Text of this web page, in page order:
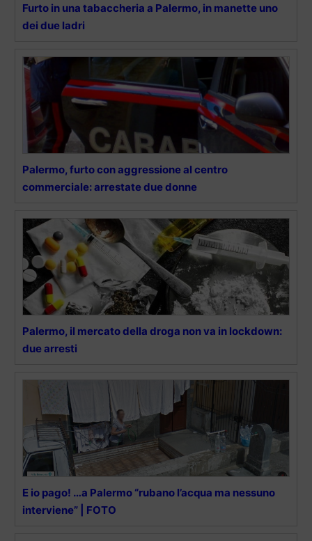
Furto in una tabaccheria a Palermo, in manette uno
dei due ladri
Palermo, furto con aggressione al centro
commerciale: arrestate due donne
Palermo, il mercato della droga non va in lockdown:
due arresti
E io pago! …a Palermo “rubano l’acqua ma nessuno
interviene” | FOTO